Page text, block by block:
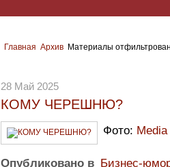
Главная Архив Материалы
28 Май 2025
КОМУ ЧЕРЕШНЮ?
Фото:
Опубликовано в Бизнес-